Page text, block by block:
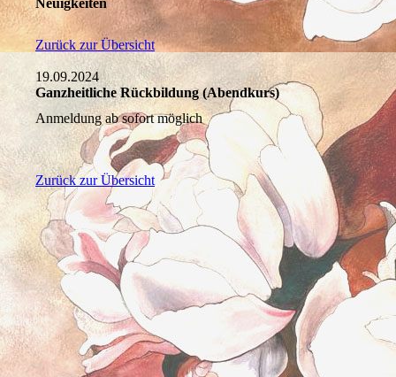
Neuigkeiten
Zurück zur Übersicht
19.09.2024
Ganzheitliche Rückbildung (Abendkurs)
Anmeldung ab sofort möglich
Zurück zur Übersicht